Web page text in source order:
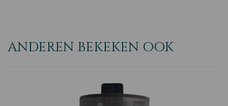
ANDEREN BEKEKEN OOK